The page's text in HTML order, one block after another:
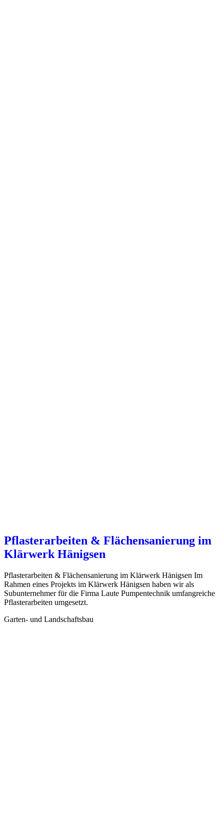
Pflasterarbeiten & Flächensanierung im
Klärwerk Hänigsen
Pflasterarbeiten & Flächensanierung im Klärwerk Hänigsen Im
Rahmen eines Projekts im Klärwerk Hänigsen haben wir als
Subunternehmer für die Firma Laute Pumpentechnik umfangreiche
Pflasterarbeiten umgesetzt.
Garten- und Landschaftsbau